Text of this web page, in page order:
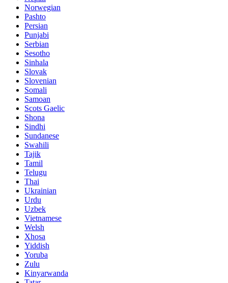
Norwegian
Pashto
Persian
Punjabi
Serbian
Sesotho
Sinhala
Slovak
Slovenian
Somali
Samoan
Scots Gaelic
Shona
Sindhi
Sundanese
Swahili
Tajik
Tamil
Telugu
Thai
Ukrainian
Urdu
Uzbek
Vietnamese
Welsh
Xhosa
Yiddish
Yoruba
Zulu
Kinyarwanda